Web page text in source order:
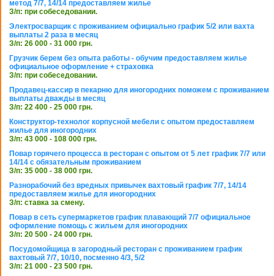
метод 7/7, 14/14 предоставляем жилье
З/п: при собеседовании.
Электросварщик с проживанием официально график 5/2 или вахта
выплаты 2 раза в месяц
З/п: 26 000 - 31 000 грн.
Грузчик берем без опыта работы - обучим предоставляем жилье
официальное оформление + страховка
З/п: при собеседовании.
Продавец-кассир в пекарню для иногородних поможем с проживанием
выплаты дважды в месяц
З/п: 22 400 - 25 000 грн.
Конструктор-технолог корпусной мебели с опытом предоставляем
жилье для иногородних
З/п: 43 000 - 108 000 грн.
Повар горячего процесса в ресторан с опытом от 5 лет график 7/7 или
14/14 с обязательным проживанием
З/п: 35 000 - 38 000 грн.
Разнорабочий без вредных привычек вахтовый график 7/7, 14/14
предоставляем жилье для иногородних
З/п: ставка за смену.
Повар в сеть супермаркетов график плавающий 7/7 официальное
оформление помощь с жильем для иногородних
З/п: 20 500 - 24 000 грн.
Посудомойщица в загородный ресторан с проживанием график
вахтовый 7/7, 10/10, посменно 4/3, 5/2
З/п: 21 000 - 23 500 грн.